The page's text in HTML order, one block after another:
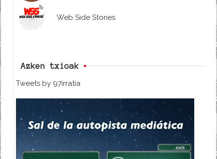
Web Side Stories
Azken txioak
Tweets by 97irratia